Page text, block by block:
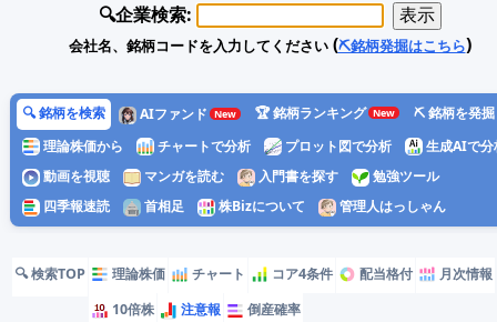
🔍企業検索:
会社名、銘柄コードを入力してください(⛏️銘柄発掘はこちら)
🔍 銘柄を検索 AIファンド 🏆 銘柄ランキング
⛏️ 銘柄を発掘
理論株価から
チャートで分析 プロット図で分析
生成AIで分
動画を視聴
マンガを読む 入門書を探す
勉強ツール
四季報速読
首相足 株Bizについて 管理人はっしゃん
🔍 検索TOP 理論株価 チャート コア4条件 配当格付
月次情報
10倍株
注意報 倒産確率